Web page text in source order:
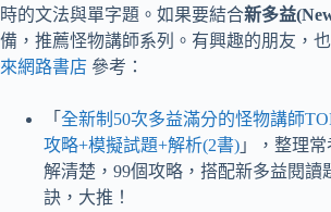
時的文法與單字題。如果要結合新多益
備，推薦怪物講師系列。有興趣的朋友，
來網路書店 參考：
「 全新制50次多益滿分的怪物講師
攻略+模擬試題+解析(2書) 」，整理
解清楚，99個攻略，搭配新多益閱讀
訣，大推！